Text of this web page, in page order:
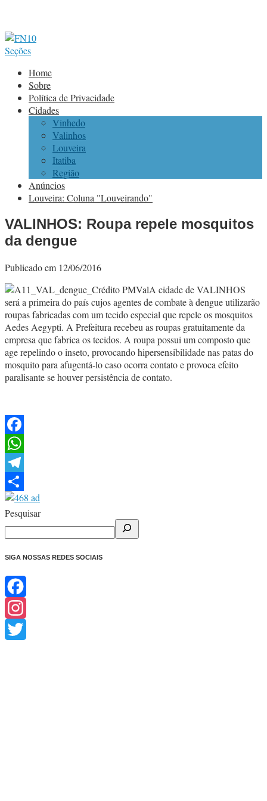
Seções
Home
Sobre
Política de Privacidade
Cidades
Vinhedo
Valinhos
Louveira
Itatiba
Região
Anúncios
Louveira: Coluna "Louveirando"
VALINHOS: Roupa repele mosquitos
da dengue
Publicado em 12/06/2016
A cidade de VALINHOS
será a primeira do país cujos agentes de combate à dengue utilizarão
roupas fabricadas com um tecido especial que repele os mosquitos
Aedes Aegypti. A Prefeitura recebeu as roupas gratuitamente da
empresa que fabrica os tecidos. A roupa possui um composto que
age repelindo o inseto, provocando hipersensibilidade nas patas do
mosquito para afugentá-lo caso ocorra contato e provoca efeito
paralisante se houver persistência de contato.
Facebook
WhatsApp
Telegram
Share
Pesquisar
SIGA NOSSAS REDES SOCIAIS
Facebook
Instagram